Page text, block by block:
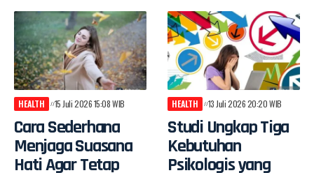
HEALTH 15 Juli 2026 15:08 WIB
Cara Sederhana
Menjaga Suasana
Hati Agar Tetap
HEALTH 13 Juli 2026 20:20 WIB
Studi Ungkap Tiga
Kebutuhan
Psikologis yang